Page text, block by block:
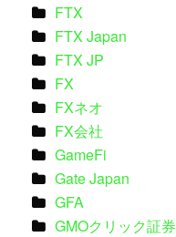
FTX
FTX Japan
FTX JP
FX
FXネオ
FX会社
GameFi
Gate Japan
GFA
GMOクリック証券